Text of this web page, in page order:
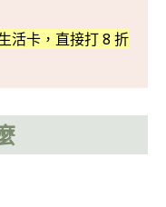
活卡，直接打 8 折